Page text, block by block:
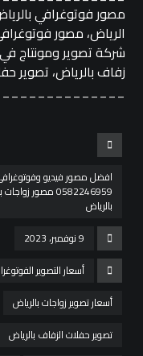
مصور فوتوغرافي
الرياض، مصور
شركة تصوير ومونتاج
زفاف بالرياض، تصوير
0582246959
بالرياض
9 نوفمبر، 2023
أسعار التصوير
أسعار تصوير زواجات بالرياض
تصوير حفلات الزفاف بالرياض